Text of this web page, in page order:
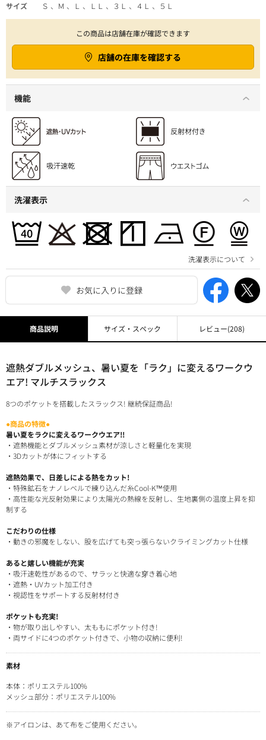
お気に入りに登録
サイズ
Ｓ 、Ｍ 、Ｌ 、ＬＬ 、３Ｌ 、４Ｌ 、５Ｌ
この商品は店舗在庫が確認できます
店舗の在庫を確認する
機能
洗濯表示
洗濯表示について
商品説明
遮熱ダブルメッシュ、暑い夏を「ラク」に変えるワークウ
エア! マルチスラックス
8つのポケットを搭載したスラックス! 継続保証商品!
●商品の特徴●
暑い夏をラクに変えるワークウエア!!
・遮熱機能とダブルメッシュ素材が涼しさと軽量化を実現
・3Dカットが体にフィットする
遮熱効果で、日差しによる熱をカット!
・特殊鉱石をナノレベルで練り込んだ糸Cool-K™使用
・高性能な光反射効果により太陽光の熱線を反射し、生地裏側の温度上昇を抑
制する
こだわりの仕様
・動きの邪魔をしない、股を広げても突っ張らないクライミングカット仕様
あると嬉しい機能が充実
・吸汗速乾性があるので、サラッと快適な穿き着心地
・遮熱・UVカット加工付き
・視認性をサポートする反射材付き
ポケットも充実!
・物が取り出しやすい、太ももにポケット付き!
・両サイドに4つのポケット付きで、小物の収納に便利!
素材
本体：ポリエステル100%
メッシュ部分：ポリエステル100%
※アイロンは、あて布をご使用ください。
サイズ・スペック レビュー(208)